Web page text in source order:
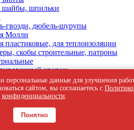
шайбы, шпильки
гвозди, дюбель-шурупы
Молли
пластиковые, для теплоизоляции
скобы строительные, патроны
крепеж
кровельные
оконные, по бетону
с пресс-шайбой
цепи
персональные данные для улучшения
сайтом, вы соглашаетесь с
конфиденциальности.
Понятно